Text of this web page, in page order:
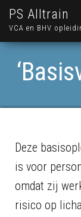
PS Alltrain
VCA en BHV
Deze
is voor
omdat zij
risico op